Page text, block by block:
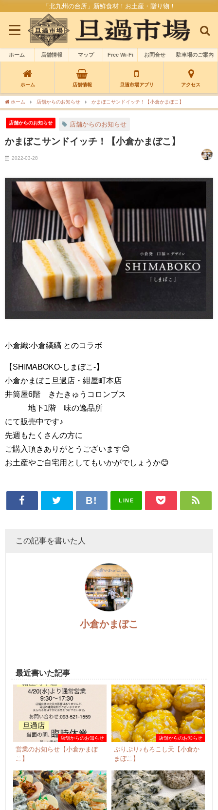
「北九州の台所」新鮮食材！お土産・贈り物！
ホーム 店舗情報 マップ Free Wi-Fi お問合せ 駐車場のご案内
ホーム 店舗情報 旦過市場アプリ アクセス
ホーム 店舗からのお知らせ かまぼこサンドイッチ！【小倉かまぼこ】
店舗からのお知らせ 店舗からのお知らせ
かまぼこサンドイッチ！【小倉かまぼこ】
2022-03-28
小倉織:小倉縞縞 とのコラボ
【SHIMABOKO-しまぼこ-】
小倉かまぼこ旦過店・紺屋町本店
井筒屋6階 きたきゅうコロンブス
地下1階 味の逸品所
にて販売中です♪
先週もたくさんの方に
ご購入頂きありがとうございます😊
お土産やご自宅用としてもいかがでしょうか😊
LINE
この記事を書いた人
小倉かまぼこ
最近書いた記事
店舗からのお知らせ
営業のお知らせ【小倉かまぼ
こ】
店舗からのお知らせ
ぷりぷり♪もろこし天【小倉か
まぼこ】